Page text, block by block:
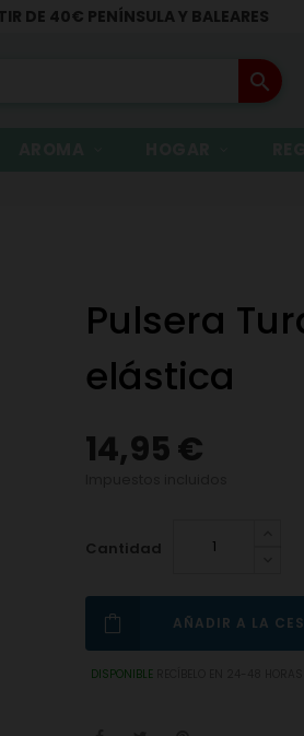
DE 40€ PENÍNSULA Y BALEARES
search
Pulsera
elástica
14,95 €
Cantidad
AÑADIR A LA
DISPONIBLE